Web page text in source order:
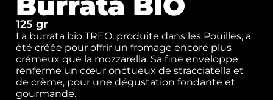
125 gr
La burrata bio TREO, produite dans les Pouilles, a
été créée pour offrir un fromage encore plus
crémeux que la mozzarella. Sa fine enveloppe
renferme un cœur onctueux de stracciatella et
de crème, pour une dégustation fondante et
gourmande.